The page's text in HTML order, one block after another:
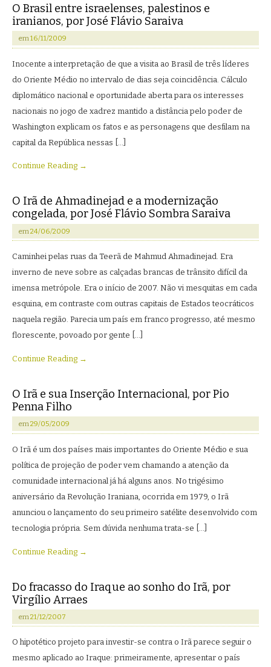
O Brasil entre israelenses, palestinos e
iranianos, por José Flávio Saraiva
em16/11/2009
Inocente a interpretação de que a visita ao Brasil de três líderes
do Oriente Médio no intervalo de dias seja coincidência. Cálculo
diplomático nacional e oportunidade aberta para os interesses
nacionais no jogo de xadrez mantido a distância pelo poder de
Washington explicam os fatos e as personagens que desfilam na
capital da República nessas […]
Continue Reading →
O Irã de Ahmadinejad e a modernização
congelada, por José Flávio Sombra Saraiva
em24/06/2009
Caminhei pelas ruas da Teerã de Mahmud Ahmadinejad. Era
inverno de neve sobre as calçadas brancas de trânsito difícil da
imensa metrópole. Era o início de 2007. Não vi mesquitas em cada
esquina, em contraste com outras capitais de Estados teocráticos
naquela região. Parecia um país em franco progresso, até mesmo
florescente, povoado por gente […]
Continue Reading →
O Irã e sua Inserção Internacional, por Pio
Penna Filho
em29/05/2009
O Irã é um dos países mais importantes do Oriente Médio e sua
política de projeção de poder vem chamando a atenção da
comunidade internacional já há alguns anos. No trigésimo
aniversário da Revolução Iraniana, ocorrida em 1979, o Irã
anunciou o lançamento do seu primeiro satélite desenvolvido com
tecnologia própria. Sem dúvida nenhuma trata-se […]
Continue Reading →
Do fracasso do Iraque ao sonho do Irã, por
Virgílio Arraes
em21/12/2007
O hipotético projeto para investir-se contra o Irã parece seguir o
mesmo aplicado ao Iraque: primeiramente, apresentar o país